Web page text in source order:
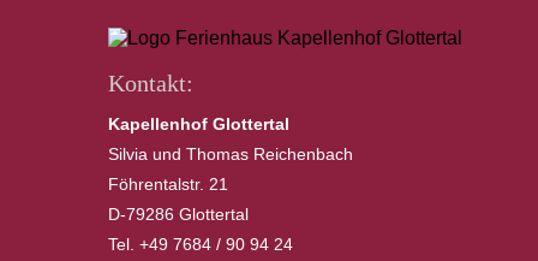
Kontakt:
Kapellenhof Glottertal
Silvia und Thomas Reichenbach
Föhrentalstr. 21
D-79286 Glottertal
Tel. +49 7684 / 90 94 24